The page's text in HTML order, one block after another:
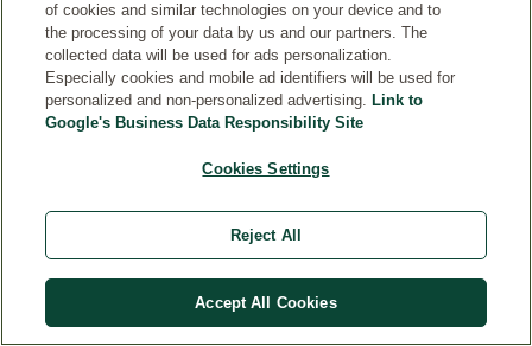
tra
ns
en
of cookies and similar technologies on your device and to
the processing of your data by us and our partners. The
collected data will be used for ads personalization.
Especially cookies and mobile ad identifiers will be used for
personalized and non-personalized advertising. Link to
Google's Business Data Responsibility Site
Cookies Settings
Reject All
Accept All Cookies